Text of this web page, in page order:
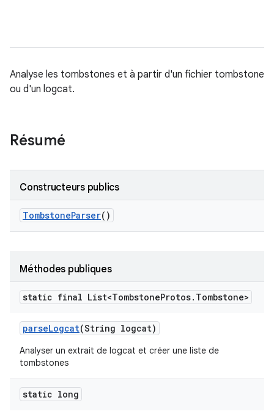
Analyse les tombstones et à partir d'un fichier tombstone
ou d'un logcat.
Résumé
Constructeurs publics
TombstoneParser()
Méthodes publiques
static final List<TombstoneProtos. Tombstone>
parseLogcat(String logcat)
Analyser un extrait de logcat et créer une liste de
tombstones
static long